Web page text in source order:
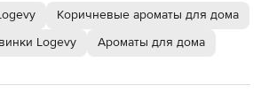
Коричневые ароматы для дома
Logevy
Ароматы для дома